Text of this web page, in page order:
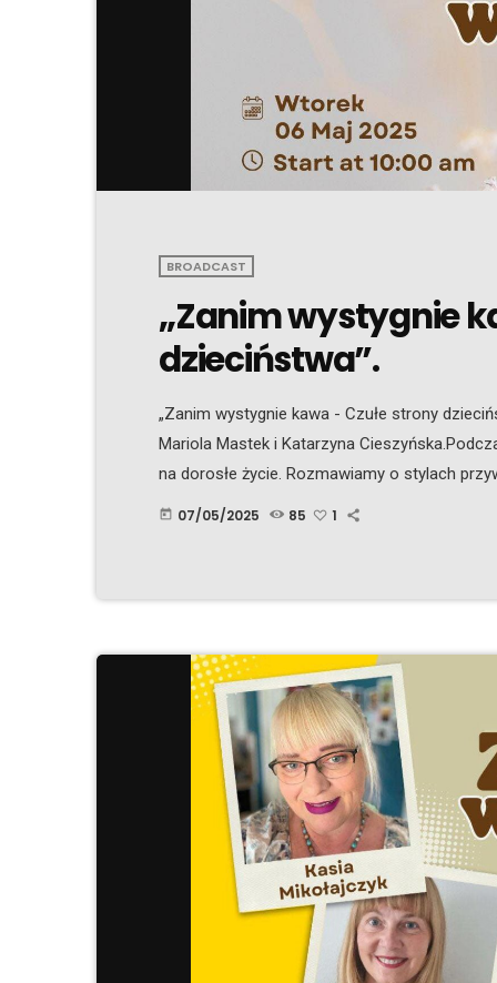
BROADCAST
„Zanim wystygnie
dzieciństwa”.
„Zanim wystygnie kawa - Czułe strony
Mariola Mastek i Katarzyna
na dorosłe życie. Rozmawiamy o stylach
autentyczności i tym, co zostaje z nami na
today 07/05/2025 85 1